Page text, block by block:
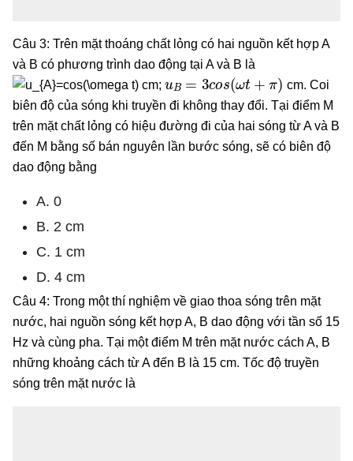
Câu 3: Trên mặt thoáng chất lỏng có hai nguồn kết hợp A
và B có phương trình dao động tại A và B là
cm;
u B= 3 c ω +
cm. Coi
biên độ của sóng khi truyền đi không thay đổi. Tại điểm M
trên mặt chất lỏng có hiệu đường đi của hai sóng từ A và B
đến M bằng số bán nguyên lần bước sóng, sẽ có biên độ
dao động bằng
A. 0
B. 2 cm
C. 1 cm
D. 4 cm
Câu 4: Trong một thí nghiệm về giao thoa sóng trên mặt
nước, hai nguồn sóng kết hợp A, B dao động với tần số 15
Hz và cùng pha. Tại một điểm M trên mặt nước cách A, B
những khoảng cách từ A đến B là 15 cm. Tốc độ truyền
sóng trên mặt nước là